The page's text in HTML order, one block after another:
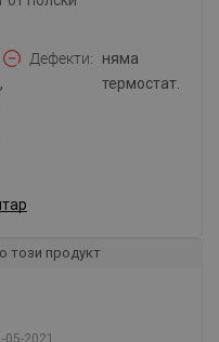
Дефекти
няма
термостат.
този продукт